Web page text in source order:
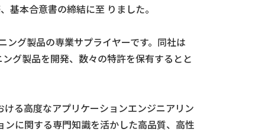
本合意書の締結に至 りました。
グ製品の専業サプライヤーです。同社は
グ製品を開発、数々の特許を保有するとと
る高度なアプリケーションエンジニアリン
に関する専門知識を活かした高品質、高性